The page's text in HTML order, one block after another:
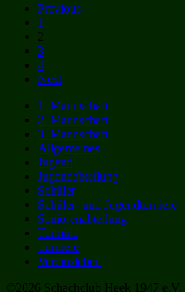
Previous
1
2
3
4
Next
1. Mannschaft
2. Mannschaft
3. Mannschaft
Allgemeines
Jugend
Jugendabteilung
Schüler
Schüler- und Jugendturniere
Seniorenabteilung
Termine
Turniere
Vereinsleben
©2026 Schachclub Heek 1947 e.V.